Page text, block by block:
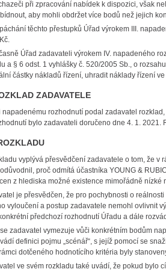
při zpracování nabídek k dispozici, však
aby mohli obdržet více bodů než jejich
těchto přestupků Úřad výrokem III.
Úřad zadavateli výrokem IV. napadeného
a § 6 odst. 1 vyhlášky č. 520/2005 Sb., o
částky nákladů řízení, uhradit náklady řízení
ZADAVATELE
napadenému rozhodnutí podal zadavatel
bylo zadavateli doručeno dne 4. 1. 2021.
vyplývá přesvědčení zadavatele o tom, že v
proč odmítá účastníka YOUNG &
z hlediska možné existence mimořádně nízké
je přesvědčen, že pro pochybnosti o
vyloučení a postup zadavatele nemohl ovlivnit
předchozí rozhodnutí Úřadu a dále
zadavatel vymezuje vůči konkrétním bodům
definici pojmu „scénář“, s jejíž pomocí se
dotčeného hodnotícího kritéria byly
ve svém rozkladu také uvádí, že pokud bylo